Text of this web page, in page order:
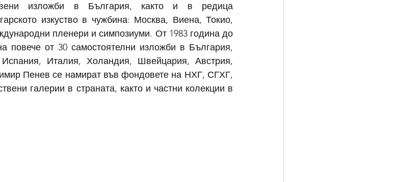
изложби в България, както и в редица
изкуство в чужбина: Москва, Виена, Токио,
пленери и симпозиуми. От 1983 година до
от 30 самостоятелни изложби в България,
Италия, Холандия, Швейцария, Австрия,
Пенев се намират във фондовете на НХГ, СГХГ,
галерии в страната, както и частни колекции в